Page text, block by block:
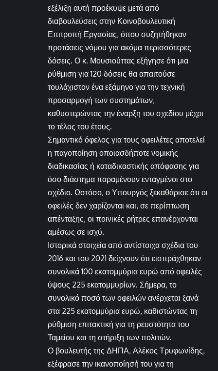
εξέλιξη αυτή προέκυψε μετά από
διαβουλεύσεις στην Κοινοβουλευτική
Επιτροπή Εργασίας, όπου συζητήθηκαν
προτάσεις νόμου για ακόμα περισσότερες
δόσεις. Ο κ. Μουσιούττας εξήγησε ότι μια
ρύθμιση για 120 δόσεις θα απαιτούσε
τουλάχιστον ένα εξάμηνο για την τεχνική
προσαρμογή των συστημάτων,
καθυστερώντας την έναρξη του σχεδίου μέχρι
το τέλος του έτους.
Σημαντικό όφελος για τους οφειλέτες αποτελεί
η παγοποίηση οποιασδήποτε νομικής
διαδικασίας ή καταδικαστικής απόφασης για
όσο διάστημα παραμένουν ενταγμένοι στο
σχέδιο. Ωστόσο, ο Υπουργός ξεκαθάρισε ότι οι
οφειλές δεν χαρίζονται και, σε περίπτωση
απένταξης, οι ποινικές ρήτρες επανέρχονται
αμέσως σε ισχύ.
Ιστορικά στοιχεία από αντίστοιχα σχέδια του
2016 και του 2021 δείχνουν ότι εισπράχθηκαν
συνολικά 100 εκατομμύρια ευρώ από οφειλές
ύψους 225 εκατομμυρίων. Σήμερα, το
συνολικό ποσό των οφειλών ανέρχεται ξανά
στα 225 εκατομμύρια ευρώ, καθιστώντας τη
ρύθμιση επιτακτική για τη ρευστότητα του
Ταμείου και τη στήριξη των πολιτών.
Ο βουλευτής της ΔΗΠΑ, Αλέκος Τρυφωνίδης,
εξέφρασε την ικανοποίησή του για τη